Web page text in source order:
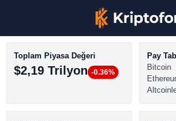
Toplam Piyasa Değeri
$2,19 Trilyon -0.36%
Pay
Bitcoin